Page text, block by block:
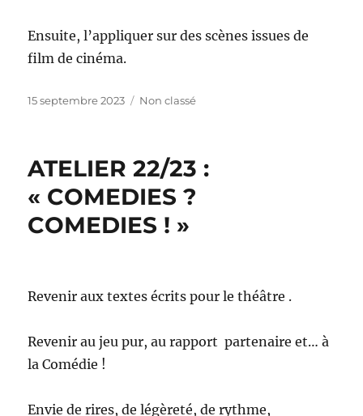
Ensuite, l’appliquer sur des scènes issues de
film de cinéma.
Publié
15 septembre 2023 Catégories
Non classé
ATELIER 22/23 :
« COMEDIES ?
COMEDIES ! »
Revenir aux textes écrits pour le théâtre .
Revenir au jeu pur, au rapport partenaire et… à
la Comédie !
Envie de rires, de légèreté, de rythme,